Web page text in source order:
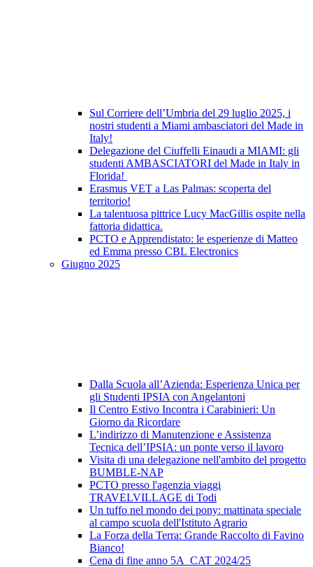
Sul Corriere dell’Umbria del 29 luglio 2025, i
nostri studenti a Miami ambasciatori del Made in
Italy!
Delegazione del Ciuffelli Einaudi a MIAMI: gli
studenti AMBASCIATORI del Made in Italy in
Florida!
Erasmus VET a Las Palmas: scoperta del
territorio!
La talentuosa pittrice Lucy MacGillis ospite nella
fattoria didattica.
PCTO e Apprendistato: le esperienze di Matteo
ed Emma presso CBL Electronics
Giugno 2025
Dalla Scuola all’Azienda: Esperienza Unica per
gli Studenti IPSIA con Angelantoni
Il Centro Estivo Incontra i Carabinieri: Un
Giorno da Ricordare
L’indirizzo di Manutenzione e Assistenza
Tecnica dell’IPSIA: un ponte verso il lavoro
Visita di una delegazione nell'ambito del progetto
BUMBLE-NAP
PCTO presso l'agenzia viaggi
TRAVELVILLAGE di Todi
Un tuffo nel mondo dei pony: mattinata speciale
al campo scuola dell'Istituto Agrario
La Forza della Terra: Grande Raccolto di Favino
Bianco!
Cena di fine anno 5A_CAT 2024/25